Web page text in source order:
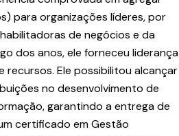
para organizações líderes, por
de negócios e da
dos anos, ele forneceu liderança
Ele possibilitou alcançar
no desenvolvimento de
garantindo a entrega de
certificado em Gestão